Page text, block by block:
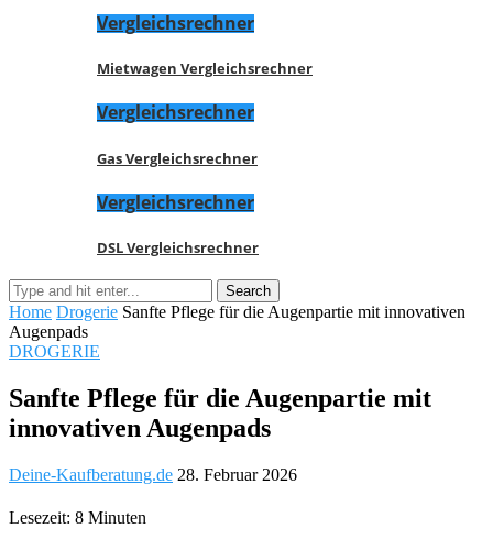
Vergleichsrechner
Mietwagen Vergleichsrechner
Vergleichsrechner
Gas Vergleichsrechner
Vergleichsrechner
DSL Vergleichsrechner
Home Drogerie Sanfte Pflege für die Augenpartie mit innovativen
Augenpads
DROGERIE
Sanfte Pflege für die Augenpartie mit
innovativen Augenpads
Deine-Kaufberatung.de 28. Februar 2026
Lesezeit: 8 Minuten